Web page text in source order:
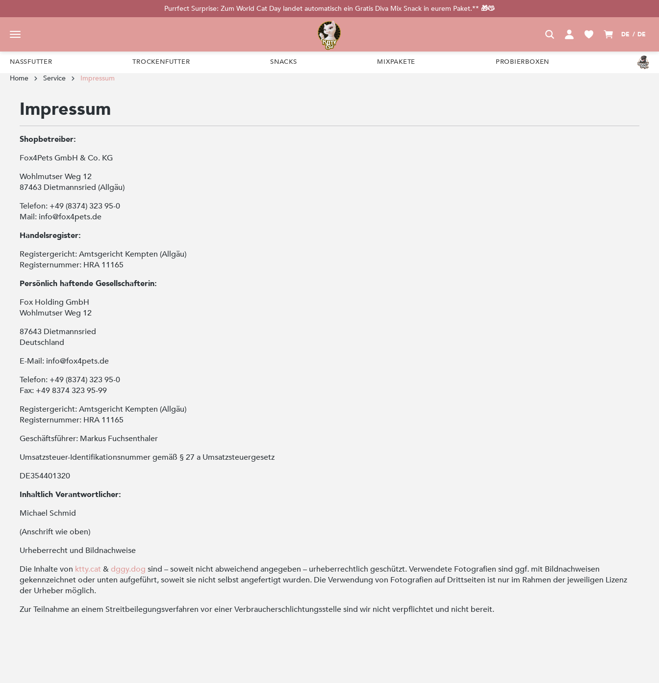
Purrfect Surprise: Zum World Cat Day landet automatisch ein Gratis Diva Mix Snack in eurem Paket.** 🎁😽
DE / DE
NASSFUTTER TROCKENFUTTER SNACKS MIXPAKETE PROBIERBOXEN
Home Service Impressum
Impressum
Shopbetreiber:
Fox4Pets GmbH & Co. KG
Wohlmutser Weg 12
87463 Dietmannsried (Allgäu)
Telefon: +49 (8374) 323 95-0
Mail: info@fox4pets.de
Handelsregister:
Registergericht: Amtsgericht Kempten (Allgäu)
Registernummer: HRA 11165
Persönlich haftende Gesellschafterin:
Fox Holding GmbH
Wohlmutser Weg 12
87643 Dietmannsried
Deutschland
E-Mail: info@fox4pets.de
Telefon: +49 (8374) 323 95-0
Fax: +49 8374 323 95-99
Registergericht: Amtsgericht Kempten (Allgäu)
Registernummer: HRA 11165
Geschäftsführer: Markus Fuchsenthaler
Umsatzsteuer-Identifikationsnummer gemäß § 27 a Umsatzsteuergesetz
DE354401320
Inhaltlich Verantwortlicher:
Michael Schmid
(Anschrift wie oben)
Urheberrecht und Bildnachweise
Die Inhalte von ktty.cat & dggy.dog sind – soweit nicht abweichend angegeben – urheberrechtlich geschützt. Verwendete Fotografien sind ggf. mit Bildnachweisen
gekennzeichnet oder unten aufgeführt, soweit sie nicht selbst angefertigt wurden. Die Verwendung von Fotografien auf Drittseiten ist nur im Rahmen der jeweiligen Lizenz
der Urheber möglich.
Zur Teilnahme an einem Streitbeilegungsverfahren vor einer Verbraucherschlichtungsstelle sind wir nicht verpflichtet und nicht bereit.